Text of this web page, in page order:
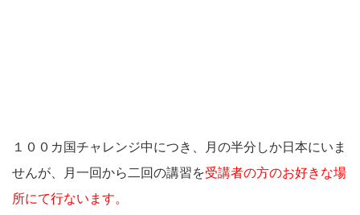
１００カ国チャレンジ中につき、月の半分しか日本にいま
せんが、月一回から二回の講習を受講者の方のお好きな場
所にて行ないます。